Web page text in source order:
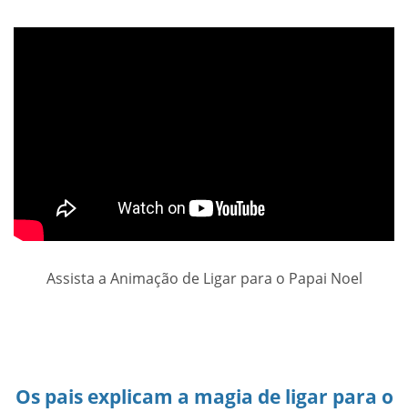
Assista a Animação de Ligar para o Papai Noel
Os pais explicam a magia de ligar para o